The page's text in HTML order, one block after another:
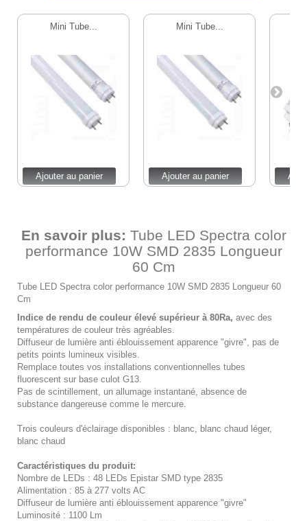
Mini Tube...
Ajouter au panier
Mini Tube...
Ajouter au panier
En savoir plus: Tube LED Spectra color
performance 10W SMD 2835 Longueur
60 Cm
Tube LED Spectra color performance 10W SMD 2835 Longueur 60
Cm
Indice de rendu de couleur élevé supérieur à 80Ra, avec des
températures de couleur très agréables.
Diffuseur de lumière anti éblouissement apparence "givre", pas de
petits points lumineux visibles.
Remplace toutes vos installations conventionnelles tubes
fluorescent sur base culot G13.
Pas de scintillement, un allumage instantané, absence de
substance dangereuse comme le mercure.
Trois couleurs d'éclairage disponibles : blanc, blanc chaud léger,
blanc chaud
Caractéristiques du produit:
Nombre de LEDs : 48 LEDs Epistar SMD type 2835
Alimentation : 85 à 277 volts AC
Diffuseur de lumière anti éblouissement apparence "givre"
Luminosité : 1100 Lm